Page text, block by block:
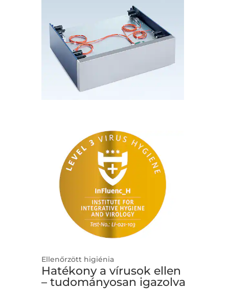
Ellenőrzött higiénia
Hatékony a vírusok ellen
– tudományosan igazolva